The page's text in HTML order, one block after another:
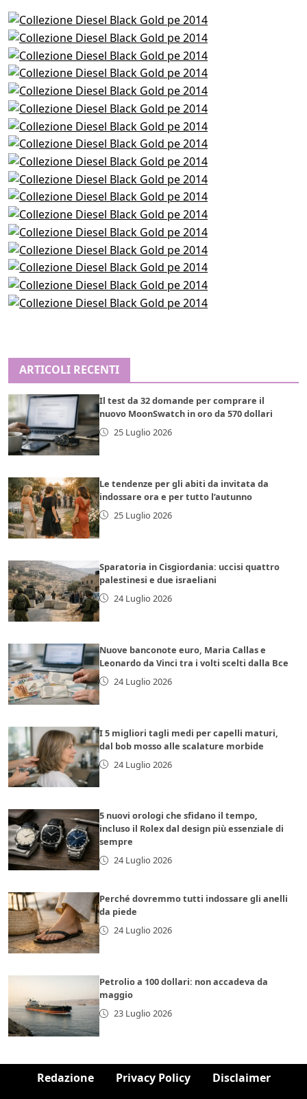
ARTICOLI RECENTI
Il test da 32 domande per comprare il
nuovo MoonSwatch in oro da 570 dollari
25 Luglio 2026
Le tendenze per gli abiti da invitata da
indossare ora e per tutto l’autunno
25 Luglio 2026
Sparatoria in Cisgiordania: uccisi quattro
palestinesi e due israeliani
24 Luglio 2026
Nuove banconote euro, Maria Callas e
Leonardo da Vinci tra i volti scelti dalla Bce
24 Luglio 2026
I 5 migliori tagli medi per capelli maturi,
dal bob mosso alle scalature morbide
24 Luglio 2026
5 nuovi orologi che sfidano il tempo,
incluso il Rolex dal design più essenziale di
sempre
24 Luglio 2026
Perché dovremmo tutti indossare gli anelli
da piede
24 Luglio 2026
Petrolio a 100 dollari: non accadeva da
maggio
23 Luglio 2026
Redazione Privacy Policy Disclaimer